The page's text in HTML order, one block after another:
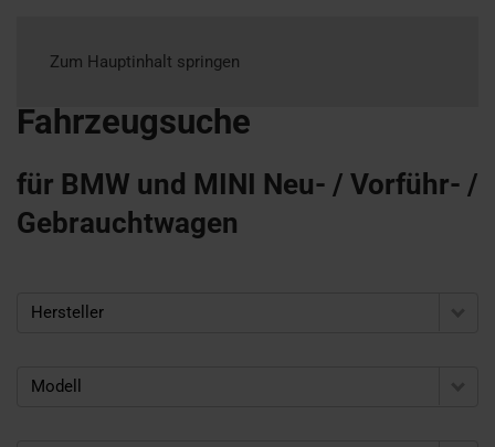
Zum Hauptinhalt springen
Fahrzeugsuche
für BMW und MINI Neu- / Vorführ- /
Gebrauchtwagen
Hersteller
Modell